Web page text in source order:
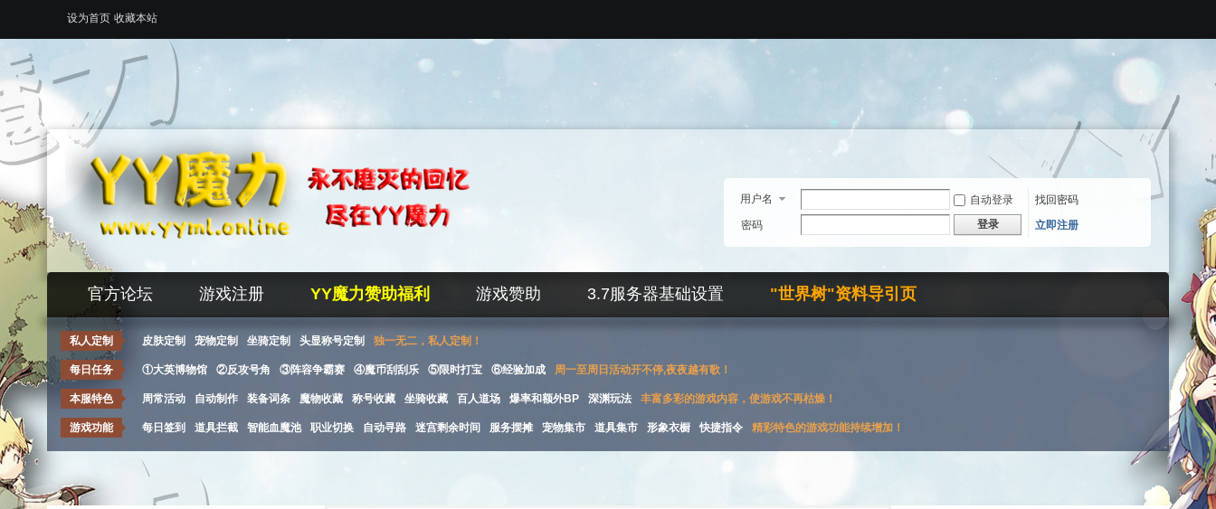
设为首页 收藏本站
用户名 自动登录
找回密码
密码
登录 立即注册
官方论坛 游戏注册 YY魔力赞助福利 游戏赞助 3.7服务器基础设置 "世界树"资料导引页
私人定制 皮肤定制 宠物定制 坐骑定制 头显称号定制 独一无二，私人定制！
每日任务 ①大英博物馆 ②反攻号角 ③阵容争霸赛 ④魔币刮刮乐 ⑤限时打宝 ⑥经验加成 周一至周日活动开不停,夜夜越有歌！
本服特色 周常活动 自动制作 装备词条 魔物收藏 称号收藏 坐骑收藏 百人道场 爆率和额外BP 深渊玩法 丰富多彩的游戏内容，使游戏不再枯燥！
游戏功能 每日签到 道具拦截 智能血魔池 职业切换 自动寻路 迷宫剩余时间 服务摆摊 宠物集市 道具集市 形象衣橱 快捷指令 精彩特色的游戏功能持续增加！